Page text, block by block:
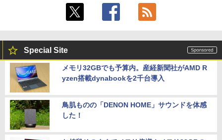
Special Site
メモリ32GBでも予算内。産経新聞社がAMD R
yzen搭載dynabookを2千台導入
鳥肌ものの「DENON HOME」サウンドを体感
した！